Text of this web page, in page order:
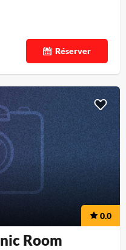
Réserver
0.0
Room